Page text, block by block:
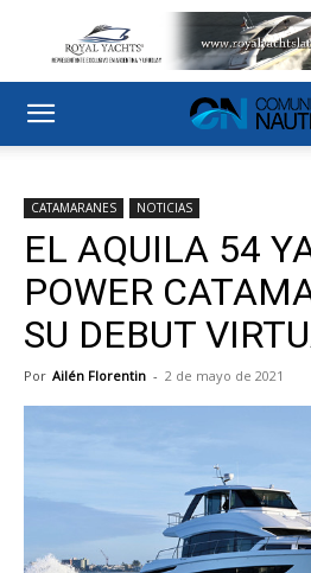
CATAMARANES NOTICIAS
EL AQUILA 54
POWER
SU DEBUT
Por Ailén Florentin - 2 de mayo de 2021